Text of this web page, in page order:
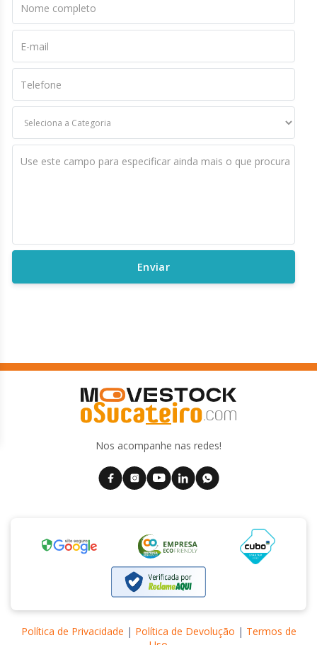
Nome completo
E-mail
Telefone
Use este campo para especificar ainda mais o que procura
Enviar
Nos acompanhe nas redes!
Política de Privacidade | Política de Devolução | Termos de